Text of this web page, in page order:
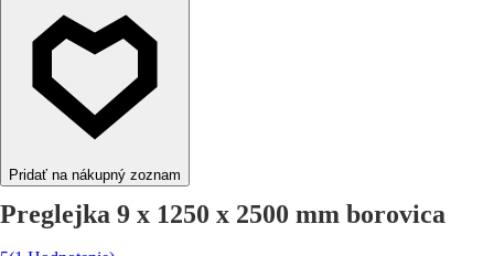
Pridať na nákupný zoznam
Preglejka 9 x 1250 x 2500 mm borovica